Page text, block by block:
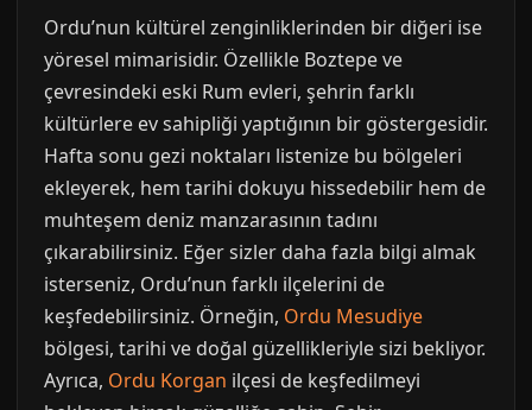
Ordu’nun kültürel zenginliklerinden bir diğeri ise
yöresel mimarisidir. Özellikle Boztepe ve
çevresindeki eski Rum evleri, şehrin farklı
kültürlere ev sahipliği yaptığının bir göstergesidir.
Hafta sonu gezi noktaları listenize bu bölgeleri
ekleyerek, hem tarihi dokuyu hissedebilir hem de
muhteşem deniz manzarasının tadını
çıkarabilirsiniz. Eğer sizler daha fazla bilgi almak
isterseniz, Ordu’nun farklı ilçelerini de
keşfedebilirsiniz. Örneğin, Ordu Mesudiye
bölgesi, tarihi ve doğal güzellikleriyle sizi bekliyor.
Ayrıca, Ordu Korgan ilçesi de keşfedilmeyi